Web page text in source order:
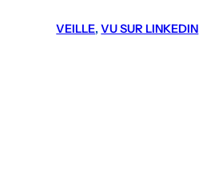
VEILLE, VU SUR LINKEDIN